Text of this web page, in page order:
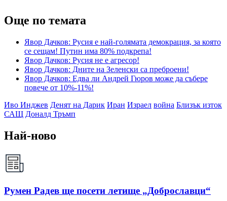
Още по темата
Явор Дачков: Русия е най-голямата демокрация, за която
се сещам! Путин има 80% подкрепа!
Явор Дачков: Русия не е агресор!
Явор Дачков: Дните на Зеленски са преброени!
Явор Дачков: Едва ли Андрей Гюров може да събере
повече от 10%-11%!
Иво Инджев Денят на Дарик Иран Израел война Близък изток
САЩ Доналд Тръмп
Най-ново
Румен Радев ще посети летище „Доброславци“